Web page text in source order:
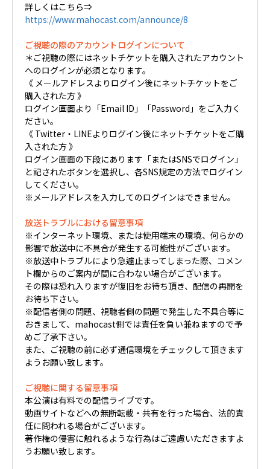
詳しくはこちら⇒
https://www.mahocast.com/announce/8
ご視聴の際のアカウントログインについて
＊ご視聴の際にはネットチケットを購入されたアカウント
へのログインが必須となります。
《 メールアドレスよりログイン後にネットチケットをご
購入された方 》
ログイン画面より「Email ID」「Password」をご入力く
ださい。
《 Twitter・LINEよりログイン後にネットチケットをご購
入された方 》
ログイン画面の下段にあります「またはSNSでログイン」
と記されたボタンを選択し、各SNS規定の方法でログイン
してください。
※メールアドレスを入力してのログインはできません。
放送トラブルにおける留意事項
※インターネット環境、または使用端末の環境、何らかの
影響で放送中に不具合が発生する可能性がございます。
※放送中トラブルにより急遽止まってしまった際、コメン
ト欄からのご案内が間に合わない場合がございます。
その際は恐れ入りますが復旧をお待ち頂き、配信の再開を
お待ち下さい。
※配信者側の問題、視聴者側の問題で発生した不具合等に
おきまして、mahocast側では責任を負い兼ねますので予
めご了承下さい。
また、ご視聴の前に必ず通信環境をチェックして頂きます
ようお願い致します。
ご視聴に関する留意事項
本公演は有料での配信ライブです。
動画サイトなどへの無断転載・共有を行った場合、法的責
任に問われる場合がございます。
著作権の侵害に触れるような行為はご遠慮いただきますよ
うお願い致します。